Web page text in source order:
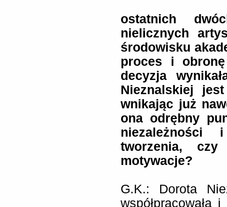
ostatnich
nielicznych
środowisku
proces i
decyzja
Nieznalskiej
wnikając już
ona odrębny
tworzenia,
motywacje?
G.K.: Dorota
współpracowała